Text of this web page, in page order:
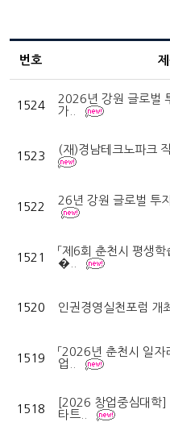
번호
1524
2026년 강원 글로벌
가..
1523
(재)경남테크노파크
1522
26년 강원 글로벌 투
1521
「제6회 춘천시 평생학
�..
1520 인권경영실천포럼 개최
1519
「2026년 춘천시 일자
업..
1518
[2026 창업중심대학]
타트..